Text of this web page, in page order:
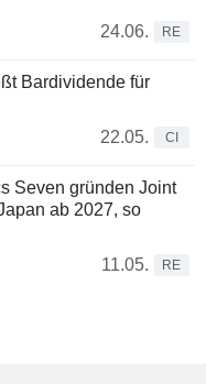
24.06.
RE
Bardividende für
22.05.
CI
Seven gründen Joint
ab 2027, so
11.05.
RE